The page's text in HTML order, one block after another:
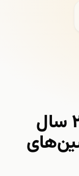
یک تیم صنعتی، با ۲۴ سال